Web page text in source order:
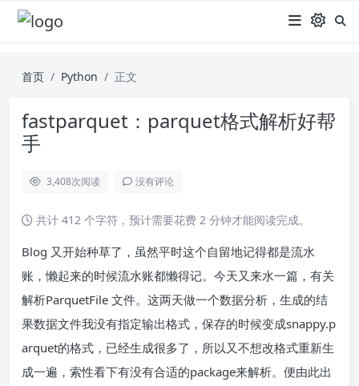
首页 Python 正文
fastparquet：parquet格式解析好帮
手
3,408次阅读 没有评论
共计 412 个字符，预计需要花费 2 分钟才能阅读完成。
Blog 又开始种草了，虽然平时这个自留地记得都是流水
账，懒起来的时候流水账都懒得记。今天又来水一篇，有关
解析ParquetFile 文件。这两天做一个数据分析，生成的结
果数据文件我没有指定输出格式，保存的时候变成snappy.p
arquet的格式，已经生成很多了，所以又不想改格式重新生
成一遍，索性看下有没有合适的package来解析。便由此出